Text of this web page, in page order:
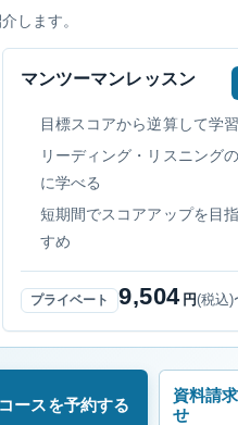
します。
マンツーマンレッスン
目標スコアから逆算して学
リーディング・リスニング
に学べる
短期間でスコアアップを目
すめ
プライベート 9,504 円(税込)
ースを予約する
資料請
せ